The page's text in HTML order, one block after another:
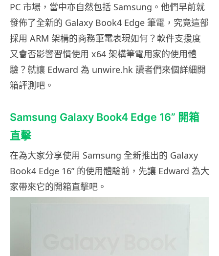
PC 市場，當中亦自然包括 Samsung。他們早前就
發佈了全新的 Galaxy Book4 Edge 筆電，究竟這部
採用 ARM 架構的商務筆電表現如何？軟件支援度
又會否影響習慣使用 x64 架構筆電用家的使用體
驗？就讓 Edward 為 unwire.hk 讀者們來個詳細開
箱評測吧。
Samsung Galaxy Book4 Edge 16” 開箱
直擊
在為大家分享使用 Samsung 全新推出的 Galaxy
Book4 Edge 16” 的使用體驗前，先讓 Edward 為大
家帶來它的開箱直擊吧。